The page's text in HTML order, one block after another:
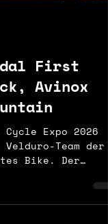
First
Avinox
Expo 2026
Team der
Bike. Der
die es zu
und setzte sich